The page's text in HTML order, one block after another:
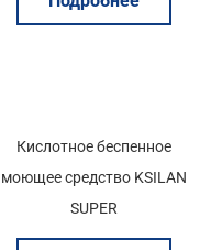
Кислотное беспенное
моющее средство KSILAN
SUPER